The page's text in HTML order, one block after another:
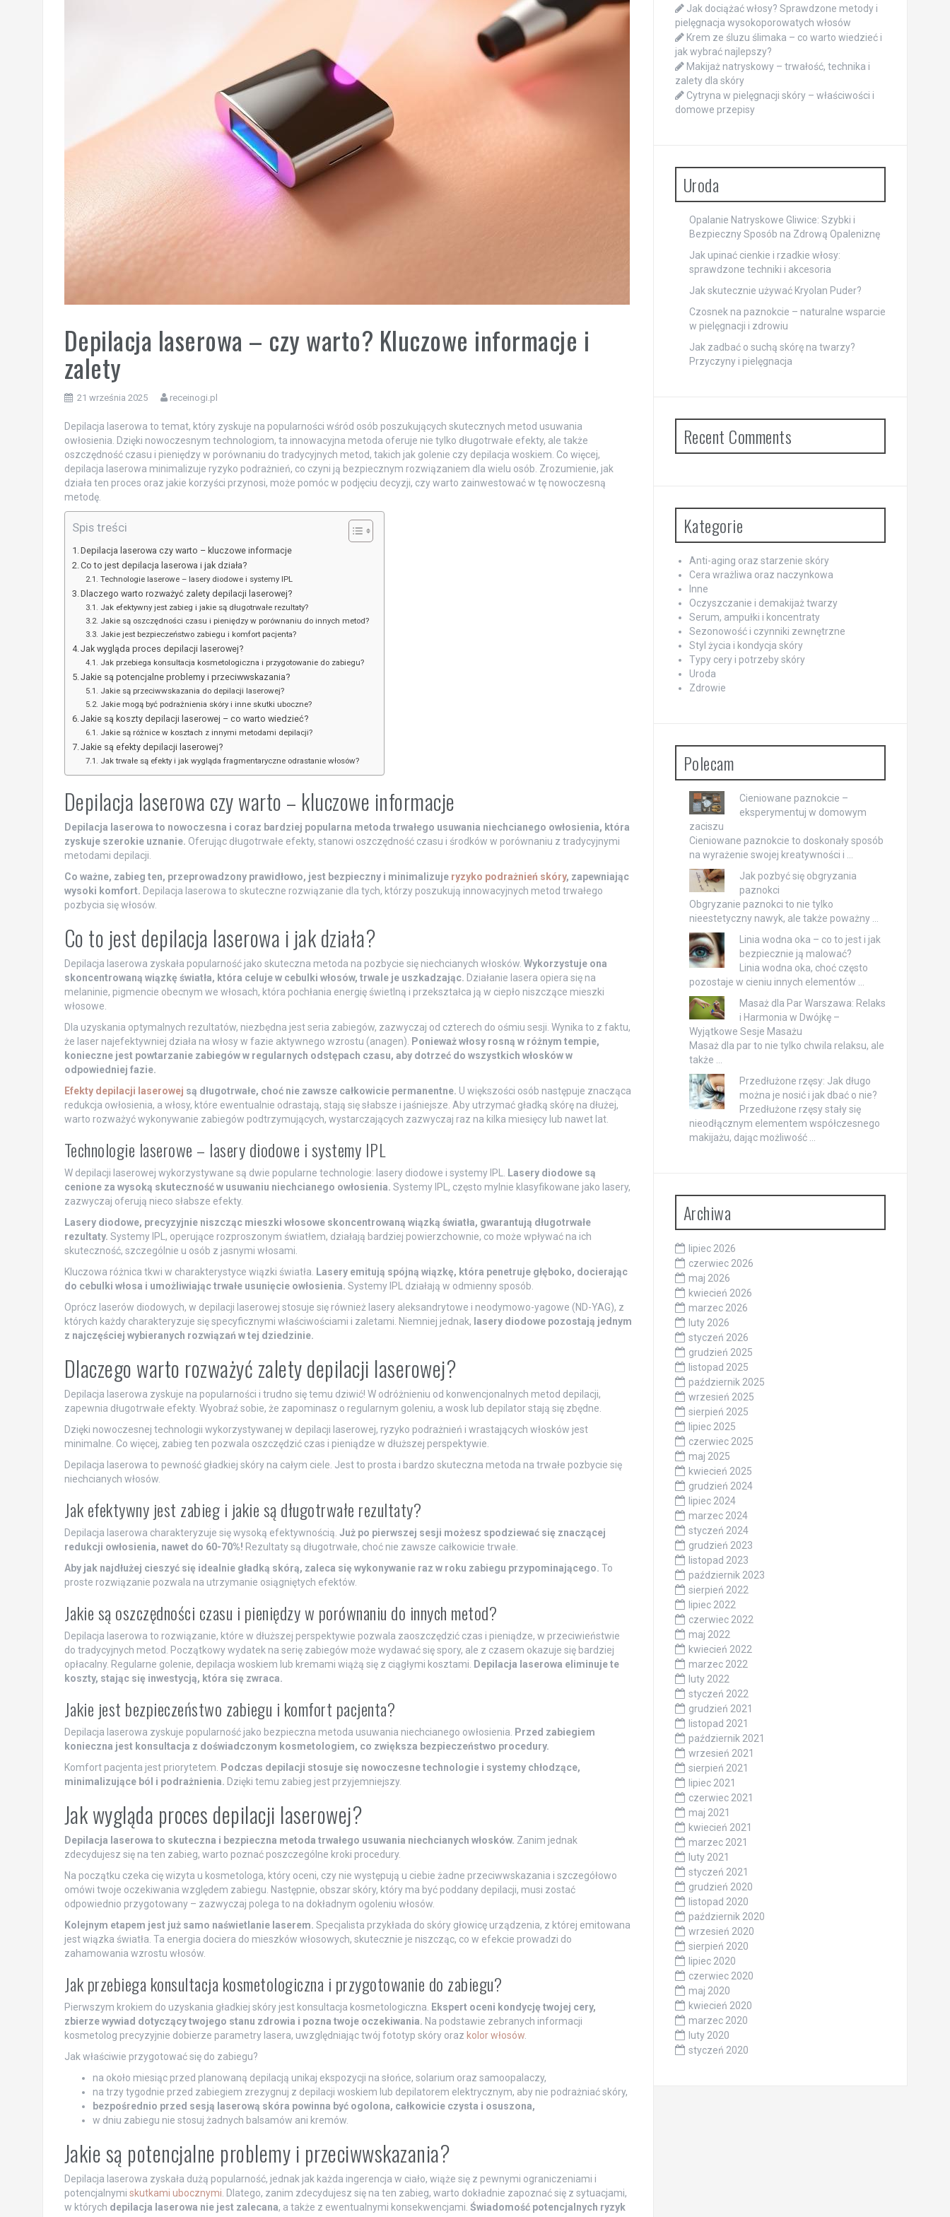
Depilacja laserowa – czy warto? Kluczowe informacje i
zalety
21 września 2025 receinogi.pl
Depilacja laserowa to temat, który zyskuje na popularności wśród osób poszukujących skutecznych metod usuwania
owłosienia. Dzięki nowoczesnym technologiom, ta innowacyjna metoda oferuje nie tylko długotrwałe efekty, ale także
oszczędność czasu i pieniędzy w porównaniu do tradycyjnych metod, takich jak golenie czy depilacja woskiem. Co więcej,
depilacja laserowa minimalizuje ryzyko podrażnień, co czyni ją bezpiecznym rozwiązaniem dla wielu osób. Zrozumienie, jak
działa ten proces oraz jakie korzyści przynosi, może pomóc w podjęciu decyzji, czy warto zainwestować w tę nowoczesną
metodę.
Spis treści
Depilacja laserowa czy warto – kluczowe informacje
Co to jest depilacja laserowa i jak działa?
Technologie laserowe – lasery diodowe i systemy IPL
Dlaczego warto rozważyć zalety depilacji laserowej?
Jak efektywny jest zabieg i jakie są długotrwałe rezultaty?
Jakie są oszczędności czasu i pieniędzy w porównaniu do innych metod?
Jakie jest bezpieczeństwo zabiegu i komfort pacjenta?
Jak wygląda proces depilacji laserowej?
Jak przebiega konsultacja kosmetologiczna i przygotowanie do zabiegu?
Jakie są potencjalne problemy i przeciwwskazania?
Jakie są przeciwwskazania do depilacji laserowej?
Jakie mogą być podrażnienia skóry i inne skutki uboczne?
Jakie są koszty depilacji laserowej – co warto wiedzieć?
Jakie są różnice w kosztach z innymi metodami depilacji?
Jakie są efekty depilacji laserowej?
Jak trwałe są efekty i jak wygląda fragmentaryczne odrastanie włosów?
Depilacja laserowa czy warto – kluczowe informacje
Depilacja laserowa to nowoczesna i coraz bardziej popularna metoda trwałego usuwania niechcianego owłosienia, która
zyskuje szerokie uznanie. Oferując długotrwałe efekty, stanowi oszczędność czasu i środków w porównaniu z tradycyjnymi
metodami depilacji.
Co ważne, zabieg ten, przeprowadzony prawidłowo, jest bezpieczny i minimalizuje ryzyko podrażnień skóry, zapewniając
wysoki komfort. Depilacja laserowa to skuteczne rozwiązanie dla tych, którzy poszukują innowacyjnych metod trwałego
pozbycia się włosów.
Co to jest depilacja laserowa i jak działa?
Depilacja laserowa zyskała popularność jako skuteczna metoda na pozbycie się niechcianych włosków. Wykorzystuje ona
skoncentrowaną wiązkę światła, która celuje w cebulki włosów, trwale je uszkadzając. Działanie lasera opiera się na
melaninie, pigmencie obecnym we włosach, która pochłania energię świetlną i przekształca ją w ciepło niszczące mieszki
włosowe.
Dla uzyskania optymalnych rezultatów, niezbędna jest seria zabiegów, zazwyczaj od czterech do ośmiu sesji. Wynika to z faktu,
że laser najefektywniej działa na włosy w fazie aktywnego wzrostu (anagen).
Ponieważ włosy rosną w różnym tempie,
konieczne jest powtarzanie zabiegów w regularnych odstępach czasu, aby dotrzeć do wszystkich włosków w
odpowiedniej fazie.
Efekty depilacji laserowej są długotrwałe, choć nie zawsze całkowicie permanentne. U większości osób następuje znacząca
redukcja owłosienia, a włosy, które ewentualnie odrastają, stają się słabsze i jaśniejsze. Aby utrzymać gładką skórę na dłużej,
warto rozważyć wykonywanie zabiegów podtrzymujących, wystarczających zazwyczaj raz na kilka miesięcy lub nawet lat.
Technologie laserowe – lasery diodowe i systemy IPL
W depilacji laserowej wykorzystywane są dwie popularne technologie: lasery diodowe i systemy IPL.
Lasery diodowe są
cenione za wysoką skuteczność w usuwaniu niechcianego owłosienia. Systemy IPL, często mylnie klasyfikowane jako lasery,
zazwyczaj oferują nieco słabsze efekty.
Lasery diodowe, precyzyjnie niszcząc mieszki włosowe skoncentrowaną wiązką światła, gwarantują długotrwałe
rezultaty. Systemy IPL, operujące rozproszonym światłem, działają bardziej powierzchownie, co może wpływać na ich
skuteczność, szczególnie u osób z jasnymi włosami.
Kluczowa różnica tkwi w charakterystyce wiązki światła.
Lasery emitują spójną wiązkę, która penetruje głęboko, docierając
do cebulki włosa i umożliwiając trwałe usunięcie owłosienia. Systemy IPL działają w odmienny sposób.
Oprócz laserów diodowych, w depilacji laserowej stosuje się również lasery aleksandrytowe i neodymowo-yagowe (ND-YAG), z
których każdy charakteryzuje się specyficznymi właściwościami i zaletami. Niemniej jednak, lasery diodowe pozostają jednym
z najczęściej wybieranych rozwiązań w tej dziedzinie.
Dlaczego warto rozważyć zalety depilacji laserowej?
Depilacja laserowa zyskuje na popularności i trudno się temu dziwić! W odróżnieniu od konwencjonalnych metod depilacji,
zapewnia długotrwałe efekty. Wyobraź sobie, że zapominasz o regularnym goleniu, a wosk lub depilator stają się zbędne.
Dzięki nowoczesnej technologii wykorzystywanej w depilacji laserowej, ryzyko podrażnień i wrastających włosków jest
minimalne. Co więcej, zabieg ten pozwala oszczędzić czas i pieniądze w dłuższej perspektywie.
Depilacja laserowa to pewność gładkiej skóry na całym ciele. Jest to prosta i bardzo skuteczna metoda na trwałe pozbycie się
niechcianych włosów.
Jak efektywny jest zabieg i jakie są długotrwałe rezultaty?
Depilacja laserowa charakteryzuje się wysoką efektywnością. Już po pierwszej sesji możesz spodziewać się znaczącej
redukcji owłosienia, nawet do 60-70%! Rezultaty są długotrwałe, choć nie zawsze całkowicie trwałe.
Aby jak najdłużej cieszyć się idealnie gładką skórą, zaleca się wykonywanie raz w roku zabiegu przypominającego. To
proste rozwiązanie pozwala na utrzymanie osiągniętych efektów.
Jakie są oszczędności czasu i pieniędzy w porównaniu do innych metod?
Depilacja laserowa to rozwiązanie, które w dłuższej perspektywie pozwala zaoszczędzić czas i pieniądze, w przeciwieństwie
do tradycyjnych metod. Początkowy wydatek na serię zabiegów może wydawać się spory, ale z czasem okazuje się bardziej
opłacalny. Regularne golenie, depilacja woskiem lub kremami wiążą się z ciągłymi kosztami.
Depilacja laserowa eliminuje te
koszty, stając się inwestycją, która się zwraca.
Jakie jest bezpieczeństwo zabiegu i komfort pacjenta?
Depilacja laserowa zyskuje popularność jako bezpieczna metoda usuwania niechcianego owłosienia.
Przed zabiegiem
konieczna jest konsultacja z doświadczonym kosmetologiem, co zwiększa bezpieczeństwo procedury.
Komfort pacjenta jest priorytetem.
Podczas depilacji stosuje się nowoczesne technologie i systemy chłodzące,
minimalizujące ból i podrażnienia. Dzięki temu zabieg jest przyjemniejszy.
Jak wygląda proces depilacji laserowej?
Depilacja laserowa to skuteczna i bezpieczna metoda trwałego usuwania niechcianych włosków. Zanim jednak
zdecydujesz się na ten zabieg, warto poznać poszczególne kroki procedury.
Na początku czeka cię wizyta u kosmetologa, który oceni, czy nie występują u ciebie żadne przeciwwskazania i szczegółowo
omówi twoje oczekiwania względem zabiegu. Następnie, obszar skóry, który ma być poddany depilacji, musi zostać
odpowiednio przygotowany – zazwyczaj polega to na dokładnym ogoleniu włosów.
Kolejnym etapem jest już samo naświetlanie laserem. Specjalista przykłada do skóry głowicę urządzenia, z której emitowana
jest wiązka światła. Ta energia dociera do mieszków włosowych, skutecznie je niszcząc, co w efekcie prowadzi do
zahamowania wzrostu włosów.
Jak przebiega konsultacja kosmetologiczna i przygotowanie do zabiegu?
Pierwszym krokiem do uzyskania gładkiej skóry jest konsultacja kosmetologiczna.
Ekspert oceni kondycję twojej cery,
zbierze wywiad dotyczący twojego stanu zdrowia i pozna twoje oczekiwania. Na podstawie zebranych informacji
kosmetolog precyzyjnie dobierze parametry lasera, uwzględniając twój fototyp skóry oraz kolor włosów.
Jak właściwie przygotować się do zabiegu?
na około miesiąc przed planowaną depilacją unikaj ekspozycji na słońce, solarium oraz samoopalaczy,
na trzy tygodnie przed zabiegiem zrezygnuj z depilacji woskiem lub depilatorem elektrycznym, aby nie podrażniać skóry,
bezpośrednio przed sesją laserową skóra powinna być ogolona, całkowicie czysta i osuszona,
w dniu zabiegu nie stosuj żadnych balsamów ani kremów.
Jakie są potencjalne problemy i przeciwwskazania?
Depilacja laserowa zyskała dużą popularność, jednak jak każda ingerencja w ciało, wiąże się z pewnymi ograniczeniami i
potencjalnymi skutkami ubocznymi . Dlatego, zanim zdecydujesz się na ten zabieg, warto dokładnie zapoznać się z sytuacjami,
w których depilacja laserowa nie jest zalecana, a także z ewentualnymi konsekwencjami. Świadomość potencjalnych ryzyk
Jak dociążać włosy? Sprawdzone metody i
pielęgnacja wysokoporowatych włosów
Krem ze śluzu ślimaka – co warto wiedzieć i
jak wybrać najlepszy?
Makijaż natryskowy – trwałość, technika i
zalety dla skóry
Cytryna w pielęgnacji skóry – właściwości i
domowe przepisy
Uroda
Opalanie Natryskowe Gliwice: Szybki i
Bezpieczny Sposób na Zdrową Opaleniznę
Jak upinać cienkie i rzadkie włosy:
sprawdzone techniki i akcesoria
Jak skutecznie używać Kryolan Puder?
Czosnek na paznokcie – naturalne wsparcie
w pielęgnacji i zdrowiu
Jak zadbać o suchą skórę na twarzy?
Przyczyny i pielęgnacja
Recent Comments
Kategorie
Anti-aging oraz starzenie skóry
Cera wrażliwa oraz naczynkowa
Inne
Oczyszczanie i demakijaż twarzy
Serum, ampułki i koncentraty
Sezonowość i czynniki zewnętrzne
Styl życia i kondycja skóry
Typy cery i potrzeby skóry
Uroda
Zdrowie
Polecam
Cieniowane paznokcie –
eksperymentuj w domowym
zaciszu
Cieniowane paznokcie to doskonały sposób
na wyrażenie swojej kreatywności i …
Jak pozbyć się obgryzania
paznokci
Obgryzanie paznokci to nie tylko
nieestetyczny nawyk, ale także poważny …
Linia wodna oka – co to jest i jak
bezpiecznie ją malować?
Linia wodna oka, choć często
pozostaje w cieniu innych elementów …
Masaż dla Par Warszawa: Relaks
i Harmonia w Dwójkę –
Wyjątkowe Sesje Masażu
Masaż dla par to nie tylko chwila relaksu, ale
także …
Przedłużone rzęsy: Jak długo
można je nosić i jak dbać o nie?
Przedłużone rzęsy stały się
nieodłącznym elementem współczesnego
makijażu, dając możliwość …
Archiwa
lipiec 2026
czerwiec 2026
maj 2026
kwiecień 2026
marzec 2026
luty 2026
styczeń 2026
grudzień 2025
listopad 2025
październik 2025
wrzesień 2025
sierpień 2025
lipiec 2025
czerwiec 2025
maj 2025
kwiecień 2025
grudzień 2024
lipiec 2024
marzec 2024
styczeń 2024
grudzień 2023
listopad 2023
październik 2023
sierpień 2022
lipiec 2022
czerwiec 2022
maj 2022
kwiecień 2022
marzec 2022
luty 2022
styczeń 2022
grudzień 2021
listopad 2021
październik 2021
wrzesień 2021
sierpień 2021
lipiec 2021
czerwiec 2021
maj 2021
kwiecień 2021
marzec 2021
luty 2021
styczeń 2021
grudzień 2020
listopad 2020
październik 2020
wrzesień 2020
sierpień 2020
lipiec 2020
czerwiec 2020
maj 2020
kwiecień 2020
marzec 2020
luty 2020
styczeń 2020